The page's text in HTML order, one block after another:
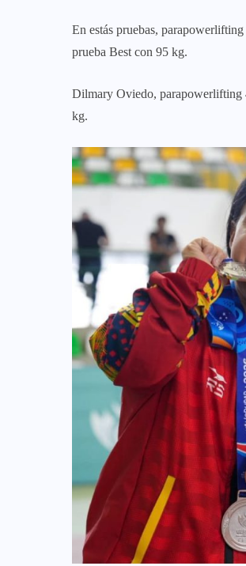
En estás pruebas,
prueba Best con 95 kg.
Dilmary Oviedo, parapowerlifting
kg.